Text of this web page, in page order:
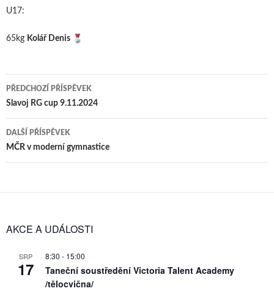
U17:
65kg Kolář Denis
Navigace
pro
příspěvky
PŘEDCHOZÍ PŘÍSPĚVEK
Slavoj RG cup 9.11.2024
DALŠÍ PŘÍSPĚVEK
MČR v moderní gymnastice
AKCE A UDÁLOSTI
SRP
17
8:30 - 15:00
Taneční soustředění Victoria Talent Academy
/tělocvična/